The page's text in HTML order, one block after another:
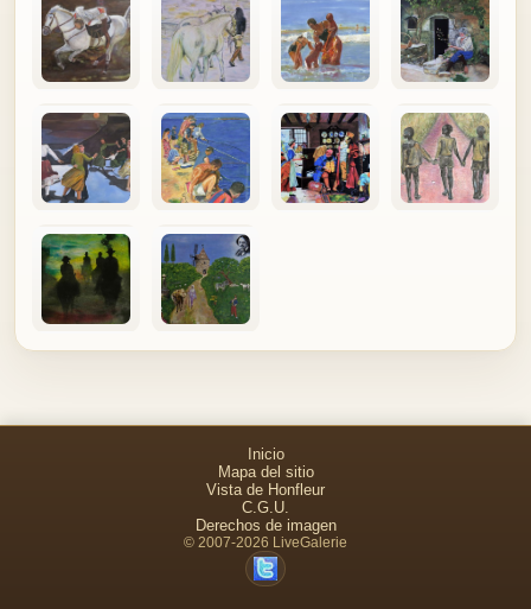
Inicio
Mapa del sitio
Vista de Honfleur
C.G.U.
Derechos de imagen
© 2007-2026 LiveGalerie